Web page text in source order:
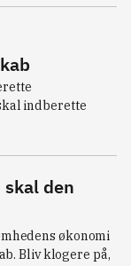
indberette
skal den
økonomi
Bliv klogere på,